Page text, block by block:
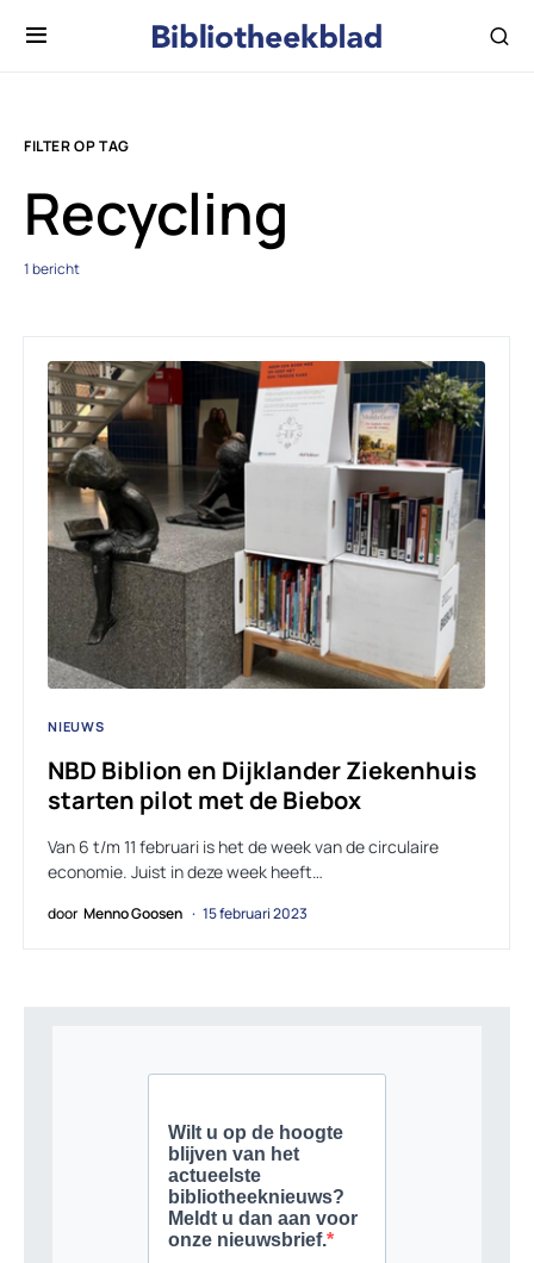
FILTER OP TAG
Recycling
1 bericht
NIEUWS
NBD Biblion en Dijklander Ziekenhuis
starten pilot met de Biebox
Van 6 t/m 11 februari is het de week van de circulaire
economie. Juist in deze week heeft…
door Menno Goosen 15 februari 2023